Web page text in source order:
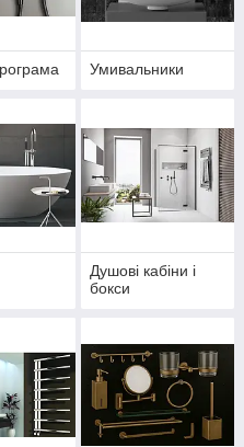
Умивальники
Душові кабіни і
бокси